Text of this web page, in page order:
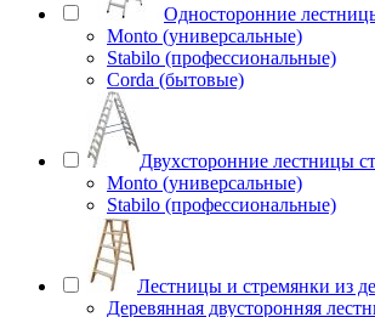
Односторонние
Monto (универсальные)
Stabilo (профессиональные)
Corda (бытовые)
Двухсторонние лестницы
Monto (универсальные)
Stabilo (профессиональные)
Лестницы и стремянки из
Деревянная двусторонняя